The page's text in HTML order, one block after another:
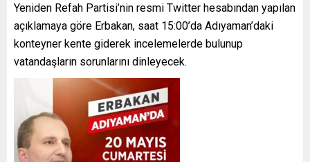
Yeniden Refah Partisi’nin resmi Twitter hesabından yapılan
açıklamaya göre Erbakan, saat 15:00’da Adıyaman’daki
konteyner kente giderek incelemelerde bulunup
vatandaşların sorunlarını dinleyecek.